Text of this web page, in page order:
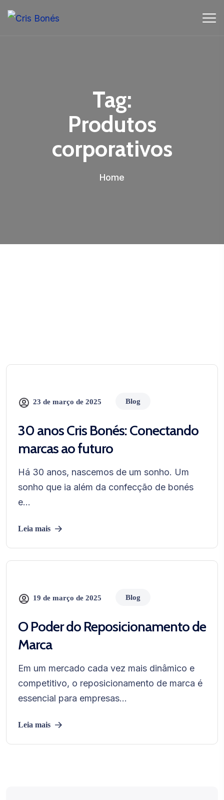
Tag:
Produtos
corporativos
Home
23 de março de 2025 Blog
30 anos Cris Bonés: Conectando
marcas ao futuro
Há 30 anos, nascemos de um sonho. Um
sonho que ia além da confecção de bonés
e...
Leia mais
19 de março de 2025 Blog
O Poder do Reposicionamento de
Marca
Em um mercado cada vez mais dinâmico e
competitivo, o reposicionamento de marca é
essencial para empresas...
Leia mais